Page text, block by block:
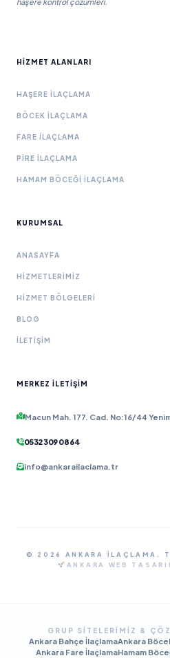
HIZMET ALANLARI
HAŞERE İLAÇLAMA
BÖCEK İLAÇLAMA
FARE İLAÇLAMA
PIRE İLAÇLAMA
HAMAM BÖCEĞI İLAÇLAMA
KURUMSAL
ANASAYFA
HIZMETLERIMIZ
HIZMET BÖLGELERI
BLOG
İLETIŞIM
MERKEZ İLETIŞIM
Macun Mah. 177. Cad. No:16/44
0532 309 08 64
info@ankarailaclama.tr
© 2026 ANKARA İLAÇLAMA.
ANKARA WEB
GRUP SITELERIMIZ &
Ankara Bahçe İlaçlamaAnkara
Ankara Fare İlaçlamaHamam